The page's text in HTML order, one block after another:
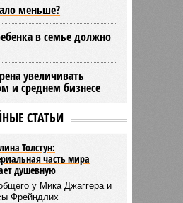
меньше?
в семье должно
увеличивать
и среднем бизнесе
СТАТЬИ
Толстун:
часть мира
душевную
у Мика Джаггера и
Фрейндлих